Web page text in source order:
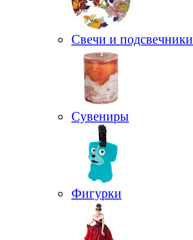
Свечи и подсвечники
Сувениры
Фигурки